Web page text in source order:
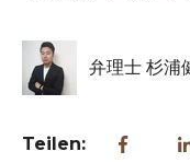
弁理士 杉浦
Teilen: